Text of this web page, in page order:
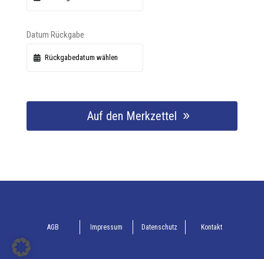
Datum Rückgabe
Auf den Merkzettel
AGB Impressum Datenschutz Kontakt